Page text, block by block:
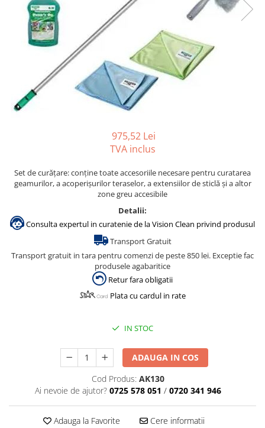
Gama de cosmetice hoteliere
Salvatore Ferragamo
Gama de cosmetice hoteliere Sense
975,52 Lei
TVA inclus
Set de curățare: conține toate accesoriile necesare pentru curatarea
geamurilor, a acoperișurilor teraselor, a extensiilor de sticlă și a altor
zone greu accesibile
Detalii:
Consulta expertul in curatenie de la Vision Clean privind produsul
Transport Gratuit
Transport gratuit in tara pentru comenzi de peste 850 lei. Exceptie fac
produsele agabaritice
Retur fara obligatii
Plata cu cardul in rate
IN STOC
ADAUGA IN COS
Cod Produs: AK130
Ai nevoie de ajutor? 0725 578 051 / 0720 341 946
Adauga la Favorite Cere informatii